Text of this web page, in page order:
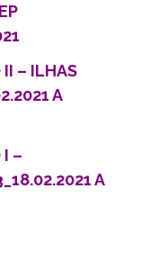
II – ILHAS
A
I –
A